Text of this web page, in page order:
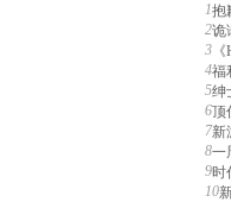
1抱
2诡
3
4福
5绅
6顶
7新
8一
9时
10